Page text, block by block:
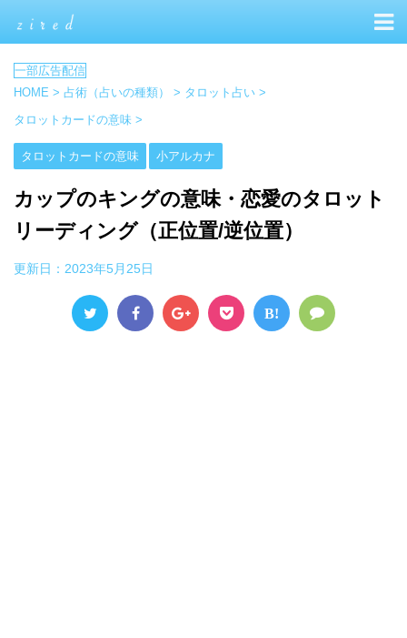
HOME > 占術（占いの種類） > タロット占い >
タロットカードの意味 >
タロットカードの意味 小アルカナ
カップのキングの意味・恋愛のタロット
リーディング（正位置/逆位置）
更新日： 2023年5月25日
B!